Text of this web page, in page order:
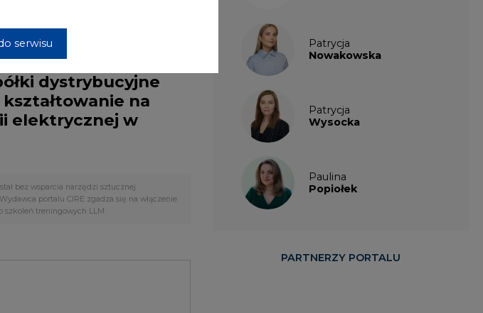
serwisu
dystrybucyjne
na
elektrycznej w
szkoleń treningowych LLM.
Nowakowska
Wysocka
Popiołek